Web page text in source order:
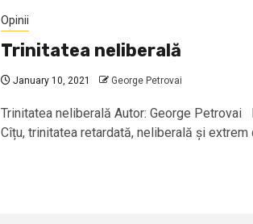
Opinii
Trinitatea neliberală
January 10, 2021 George Petrovai
Trinitatea neliberală Autor: George Petrovai
Cîțu, trinitatea retardată, neliberală și extrem